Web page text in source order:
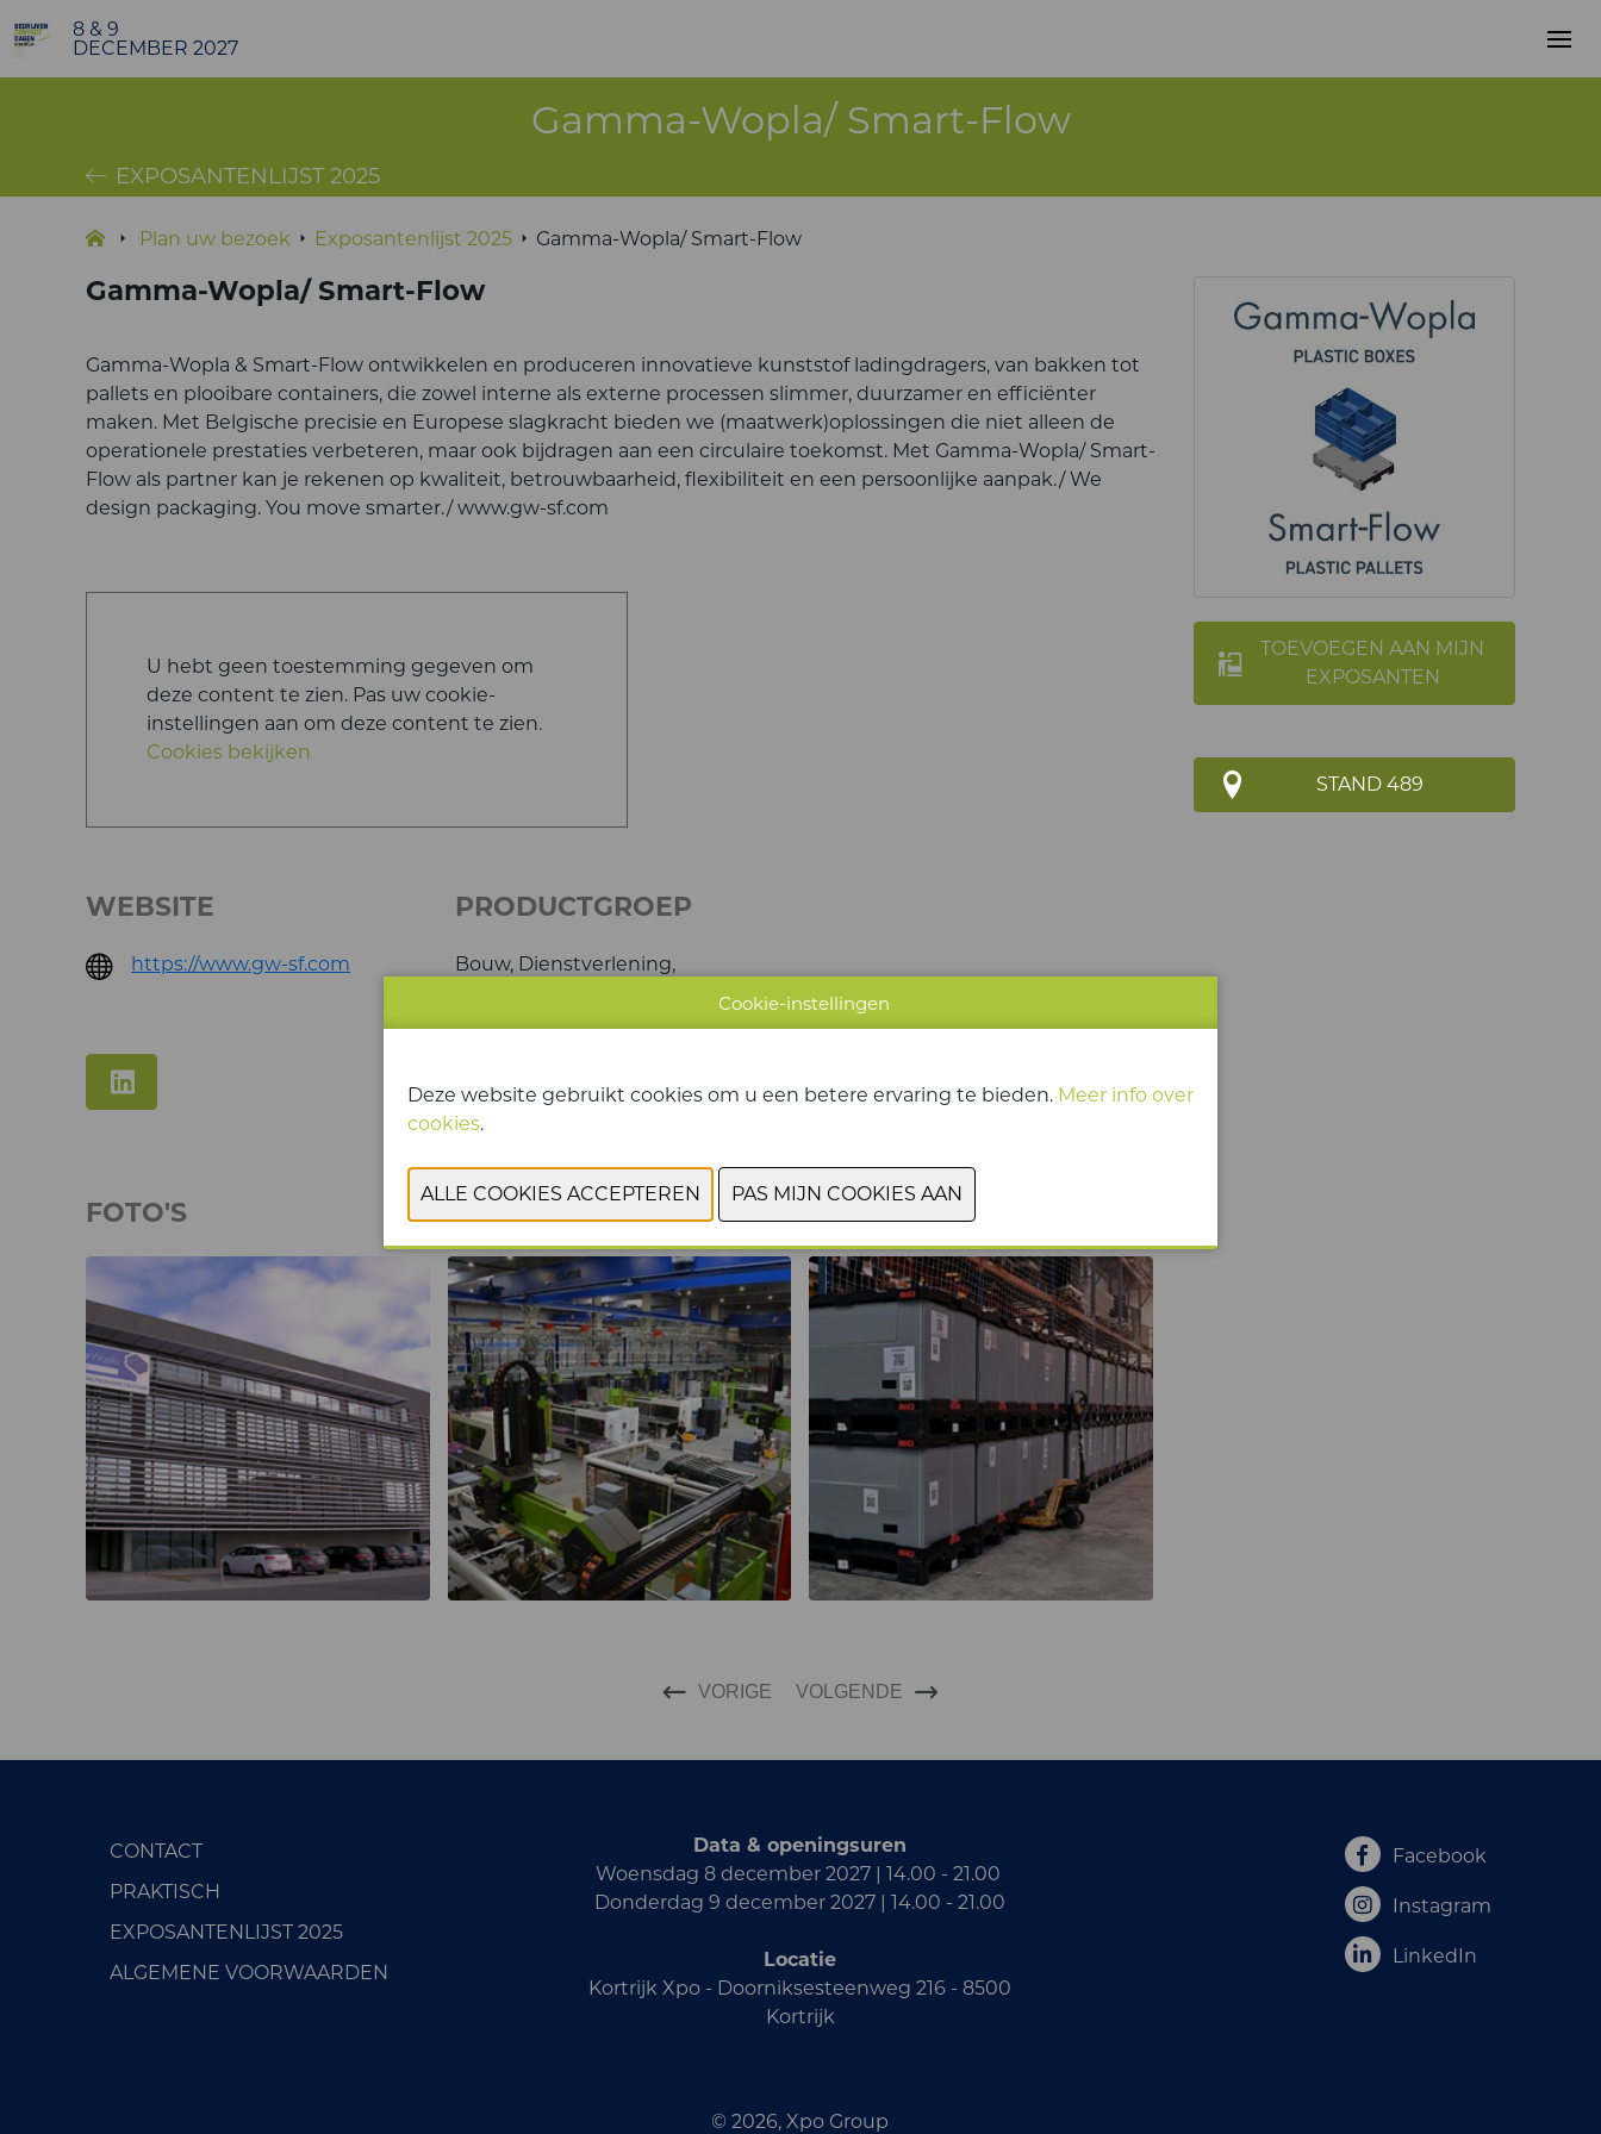
8 & 9
DECEMBER 2027
Gamma-Wopla/ Smart-Flow
EXPOSANTENLIJST 2025
Plan uw bezoek Exposantenlijst 2025 Gamma-Wopla/ Smart-Flow
Gamma-Wopla/ Smart-Flow
TOEVOEGEN AAN MIJN
EXPOSANTEN
STAND 489
Gamma-Wopla & Smart-Flow ontwikkelen en produceren innovatieve kunststof ladingdragers, van bakken tot
pallets en plooibare containers, die zowel interne als externe processen slimmer, duurzamer en efficiënter
maken. Met Belgische precisie en Europese slagkracht bieden we (maatwerk)oplossingen die niet alleen de
operationele prestaties verbeteren, maar ook bijdragen aan een circulaire toekomst. Met Gamma-Wopla/ Smart-
Flow als partner kan je rekenen op kwaliteit, betrouwbaarheid, flexibiliteit en een persoonlijke aanpak./ We
design packaging. You move smarter./ www.gw-sf.com
U hebt geen toestemming gegeven om
deze content te zien. Pas uw cookie-
instellingen aan om deze content te zien.
Cookies bekijken
WEBSITE
https://www.gw-sf.com
PRODUCTGROEP
Bouw, Dienstverlening,
FOTO'S
VORIGE VOLGENDE
CONTACT
PRAKTISCH
EXPOSANTENLIJST 2025
ALGEMENE VOORWAARDEN
Data & openingsuren
Woensdag 8 december 2027 | 14.00 - 21.00
Donderdag 9 december 2027 | 14.00 - 21.00
Locatie
Kortrijk Xpo - Doorniksesteenweg 216 - 8500
Kortrijk
Facebook
Instagram
LinkedIn
© 2026, Xpo Group
Cookie-instellingen
Deze website gebruikt cookies om u een betere ervaring te bieden. Meer info over
cookies.